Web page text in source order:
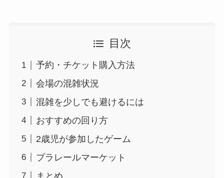
目次
予約・チケット購入方法
会場の混雑状況
混雑を少しでも避けるには
おすすめの回り方
2歳児が参加したゲーム
プラレールマーケット
まとめ